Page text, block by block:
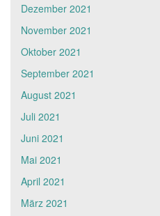
Dezember 2021
November 2021
Oktober 2021
September 2021
August 2021
Juli 2021
Juni 2021
Mai 2021
April 2021
März 2021